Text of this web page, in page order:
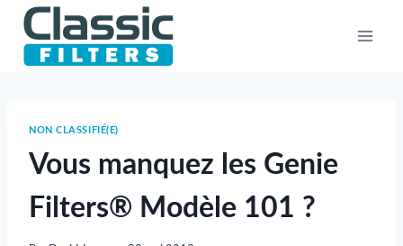
Aller
contenu
NON CLASSIFIÉ(E)
Vous manquez les Genie
Filters® Modèle 101 ?